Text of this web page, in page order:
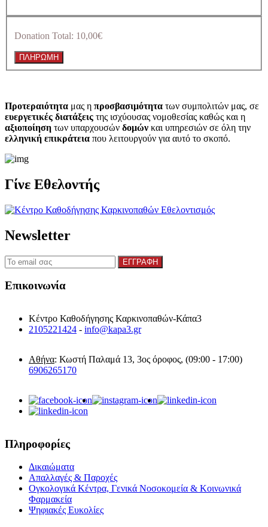
Donation Total: 10,00€
Προτεραιότητα μας η προσβασιμότητα των συμπολιτών μας, σε
ευεργετικές διατάξεις της ισχύουσας νομοθεσίας καθώς και η
αξιοποίηση των υπαρχουσών δομών και υπηρεσιών σε όλη την
ελληνική επικράτεια που λειτουργούν για αυτό το σκοπό.​
Γίνε Εθελοντής
Newsletter
Επικοινωνία
Κέντρο Καθοδήγησης Καρκινοπαθών-Κάπα3
2105221424 - info@kapa3.gr
Αθήνα: Κωστή Παλαμά 13, 3ος όροφος, (09:00 - 17:00)
6906265170
Πληροφορίες
Δικαιώματα
Απαλλαγές & Παροχές
Ογκολογικά Κέντρα, Γενικά Νοσοκομεία & Κοινωνικά
Φαρμακεία
Ψηφιακές Ευκολίες